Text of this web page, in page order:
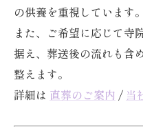
の供養を重視しています。
また、ご希望に応じて寺
据え、葬送後の流れも含
整えます。
詳細は 直葬のご案内 / 当